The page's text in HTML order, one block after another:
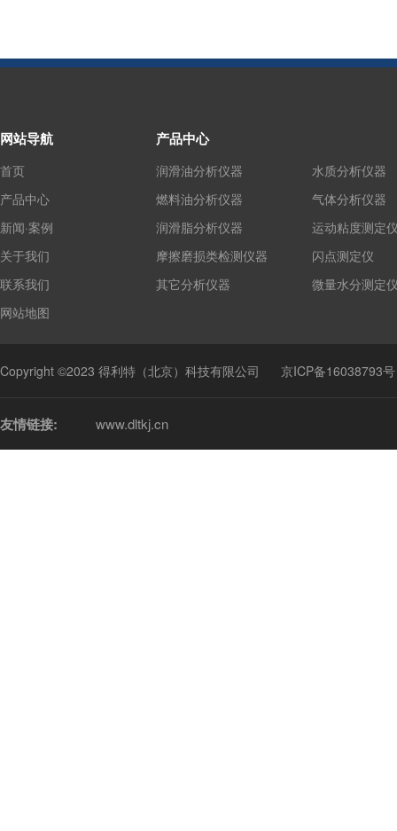
网站导航
首页
产品中心
新闻·案例
关于我们
联系我们
网站地图
产品中心
润滑油分析仪器
燃料油分析仪器
润滑脂分析仪器
摩擦磨损类检测仪器
其它分析仪器
水质分析仪器
气体分析仪器
运动粘度测定
闪点测定仪
微量水分测定
Copyright ©2023 得利特（北京）科技有限公司 京ICP备16038793号
友情链接: www.dltkj.cn